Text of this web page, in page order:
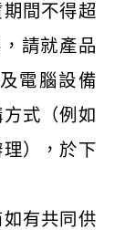
間不得超
請就產品
電腦設備
式（例如
），於下
有共同供